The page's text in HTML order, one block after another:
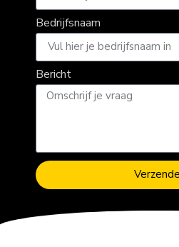
Bedrijfsnaam
Bericht